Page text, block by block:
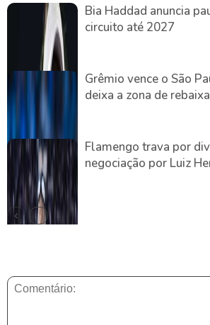
Bia Haddad anuncia
circuito até 2027
Grêmio vence o São
deixa a zona de
Flamengo trava por
negociação por Luiz